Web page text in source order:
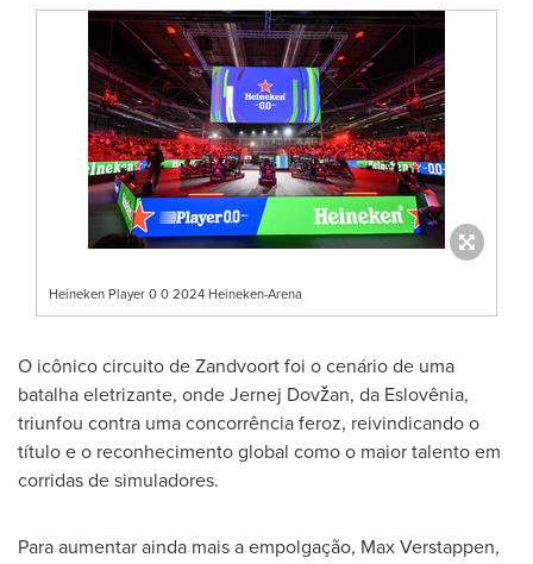
Heineken Player 0 0 2024 Heineken-Arena
O icônico circuito de Zandvoort foi o cenário de uma
batalha eletrizante, onde Jernej Dovžan, da Eslovênia,
triunfou contra uma concorrência feroz, reivindicando o
título e o reconhecimento global como o maior talento em
corridas de simuladores.
Para aumentar ainda mais a empolgação, Max Verstappen,